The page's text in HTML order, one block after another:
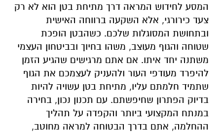
המסע לחידוש המראה דרך מתיחת בטן הוא לא רק
צעד כירורגי, אלא השקעה ברווחה האישית
ובתחושת המסוגלות שלכם. כשהבטן הופכת
שטוחה והגוף מעוצב, משהו בחיוך ובביטחון העצמי
משתנה יחד איתו. אם אתם מרגישים שהגיע הזמן
להיפרד מעודפי העור ולהעניק לעצמכם את הגוף
שתמיד חלמתם עליו, מתיחת בטן עשויה להיות
בדיוק הפתרון שחיפשתם. עם תכנון נכון, בחירה
במנתח המקצועי ביותר והקפדה על תהליך
ההחלמה, אתם בדרך הבטוחה למראה מחוטב,